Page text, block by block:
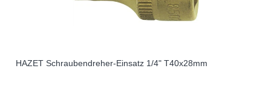
HAZET Schraubendreher-Einsatz 1/4" T40x28mm